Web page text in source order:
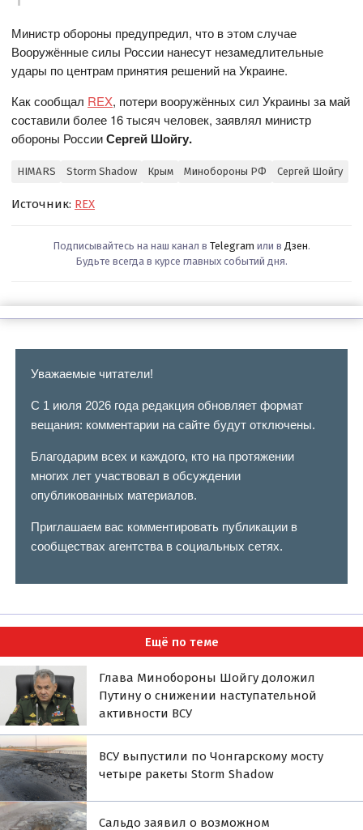
Министр обороны предупредил, что в этом случае
Вооружённые силы России нанесут незамедлительные
удары по центрам принятия решений на Украине.
Как сообщал REX, потери вооружённых сил Украины за май
составили более 16 тысяч человек, заявлял министр
обороны РоссииСергей Шойгу.
HIMARS Storm Shadow Крым Минобороны РФ Сергей Шойгу
Источник: REX
Подписывайтесь на наш канал в Telegram или в Дзен.
Будьте всегда в курсе главных событий дня.
Уважаемые читатели!
С 1 июля 2026 года редакция обновляет формат
вещания: комментарии на сайте будут отключены.
Благодарим всех и каждого, кто на протяжении
многих лет участвовал в обсуждении
опубликованных материалов.
Приглашаем вас комментировать публикации в
сообществах агентства в социальных сетях.
Ещё по теме
Глава Минобороны Шойгу доложил
Путину о снижении наступательной
активности ВСУ
ВСУ выпустили по Чонгарскому мосту
четыре ракеты Storm Shadow
Сальдо заявил о возможном